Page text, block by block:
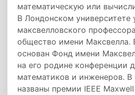
математическую или
В Лондонском университете
максвелловского
общество имени Максвелла.
основан Фонд имени
на его родине конференции
математиков и инженеров. В
названы премии IEEE